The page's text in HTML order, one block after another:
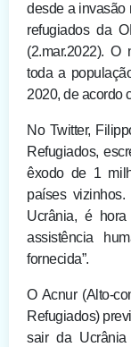
desde a invasão
refugiados da
(2.mar.2022).
toda a
2020, de acordo
No Twitter,
Refugiados,
êxodo de 1
países
Ucrânia, é
assistência
fornecida”.
O Acnur (Alto-
Refugiados)
sair da